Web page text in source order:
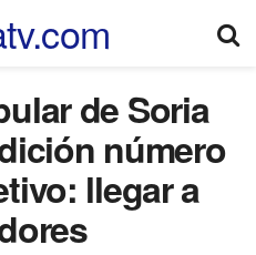
de Soria
número
llegar a